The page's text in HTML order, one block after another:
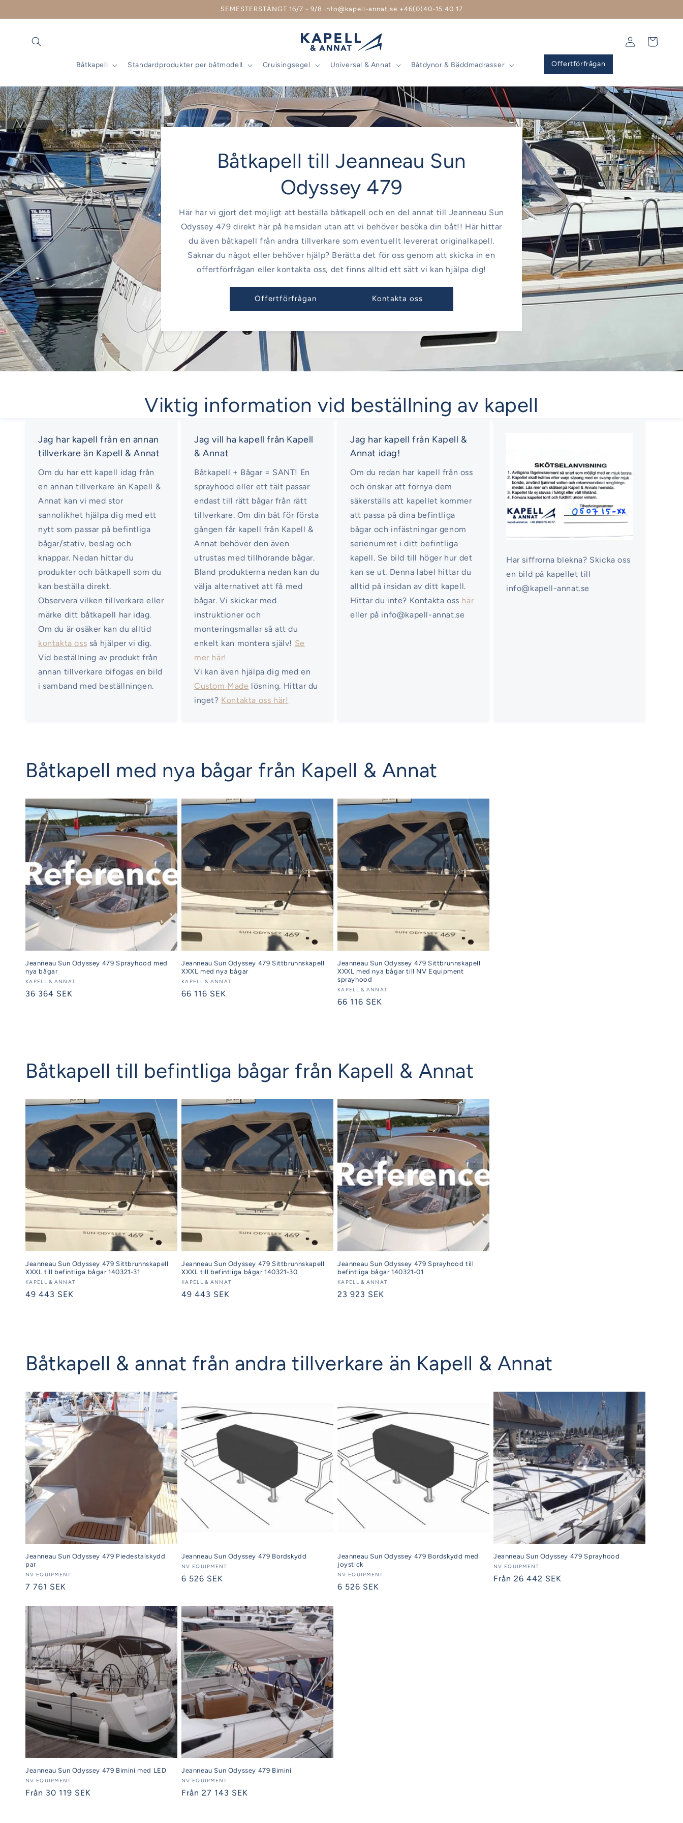
SEMESTERSTÄNGT 16/7 - 9/8 info@kapell-annat.se +46(0)40-15 40 17
Båtkapell Standardprodukter per båtmodell Cruisingsegel Universal & Annat Båtdynor & Bäddmadrasser Offertförfrågan
Logga
Varukorg
Båtkapell till Jeanneau Sun
Odyssey 479
Här har vi gjort det möjligt att beställa båtkapell och en del annat till Jeanneau Sun
Odyssey 479 direkt här på hemsidan utan att vi behöver besöka din båt!! Här hittar
du även båtkapell från andra tillverkare som eventuellt levererat originalkapell.
Saknar du något eller behöver hjälp? Berätta det för oss genom att skicka in en
offertförfrågan eller kontakta oss, det finns alltid ett sätt vi kan hjälpa dig!
Offertförfrågan Kontakta oss
Viktig information vid beställning av kapell
Jag har kapell från en annan
tillverkare än Kapell & Annat
Om du har ett kapell idag från
en annan tillverkare än Kapell &
Annat kan vi med stor
sannolikhet hjälpa dig med ett
nytt som passar på befintliga
bågar/stativ, beslag och
knappar. Nedan hittar du
produkter och båtkapell som du
kan beställa direkt.
Observera vilken tillverkare eller
märke ditt båtkapell har idag.
Om du är osäker kan du alltid
kontakta oss så hjälper vi dig.
Vid beställning av produkt från
annan tillverkare bifogas en bild
i samband med beställningen.
Jag vill ha kapell från Kapell
& Annat
Båtkapell + Bågar = SANT! En
sprayhood eller ett tält passar
endast till rätt bågar från rätt
tillverkare. Om din båt för första
gången får kapell från Kapell &
Annat behöver den även
utrustas med tillhörande bågar.
Bland produkterna nedan kan du
välja alternativet att få med
bågar. Vi skickar med
instruktioner och
monteringsmallar så att du
enkelt kan montera själv! Se
mer här!
Vi kan även hjälpa dig med en
Custom Made lösning. Hittar du
inget? Kontakta oss här!
Jag har kapell från Kapell &
Annat idag!
Om du redan har kapell från oss
och önskar att förnya dem
säkerställs att kapellet kommer
att passa på dina befintliga
bågar och infästningar genom
serienumret i ditt befintliga
kapell. Se bild till höger hur det
kan se ut. Denna label hittar du
alltid på insidan av ditt kapell.
Hittar du inte? Kontakta oss här
eller på info@kapell-annat.se
Har siffrorna blekna? Skicka oss
en bild på kapellet till
info@kapell-annat.se
Båtkapell med nya bågar från Kapell & Annat
Jeanneau Sun Odyssey 479 Sprayhood med
nya bågar
Säljare:
KAPELL & ANNAT
Ordinarie
36 364 SEK
Jeanneau Sun Odyssey 479 Sittbrunnskapell
XXXL med nya bågar
Säljare:
KAPELL & ANNAT
Ordinarie
66 116 SEK
Jeanneau Sun Odyssey 479 Sittbrunnskapell
XXXL med nya bågar till NV Equipment
sprayhood
Säljare:
KAPELL & ANNAT
Ordinarie
66 116 SEK
Båtkapell till befintliga bågar från Kapell & Annat
Jeanneau Sun Odyssey 479 Sittbrunnskapell
XXXL till befintliga bågar 140321-31
Säljare:
KAPELL & ANNAT
Ordinarie
49 443 SEK
Jeanneau Sun Odyssey 479 Sittbrunnskapell
XXXL till befintliga bågar 140321-30
Säljare:
KAPELL & ANNAT
Ordinarie
49 443 SEK
Jeanneau Sun Odyssey 479 Sprayhood till
befintliga bågar 140321-01
Säljare:
KAPELL & ANNAT
Ordinarie
23 923 SEK
Båtkapell & annat från andra tillverkare än Kapell & Annat
Jeanneau Sun Odyssey 479 Piedestalskydd
par
Säljare:
NV EQUIPMENT
Ordinarie
7 761 SEK
Jeanneau Sun Odyssey 479 Bordskydd
Säljare:
NV EQUIPMENT
Ordinarie
6 526 SEK
Jeanneau Sun Odyssey 479 Bordskydd med
joystick
Säljare:
NV EQUIPMENT
Ordinarie
6 526 SEK
Jeanneau Sun Odyssey 479 Sprayhood
Säljare:
NV EQUIPMENT
Ordinarie
Från 26 442 SEK
Jeanneau Sun Odyssey 479 Bimini med LED
Säljare:
NV EQUIPMENT
Ordinarie
Från 30 119 SEK
Jeanneau Sun Odyssey 479 Bimini
Säljare:
NV EQUIPMENT
Ordinarie
Från 27 143 SEK